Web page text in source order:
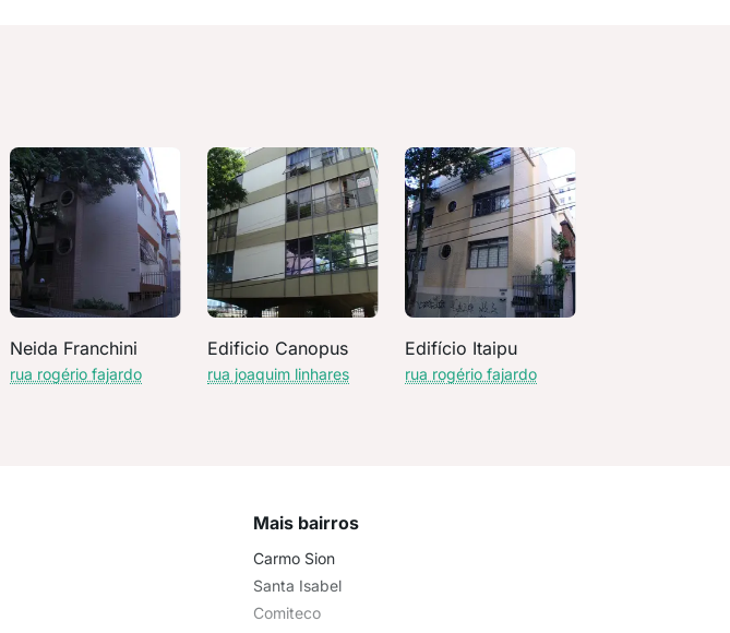
Neida Franchini
rua rogério fajardo
Edificio Canopus
rua joaquim linhares
Edifício Itaipu
rua rogério fajardo
Mais bairros
Carmo Sion
Santa Isabel
Comiteco